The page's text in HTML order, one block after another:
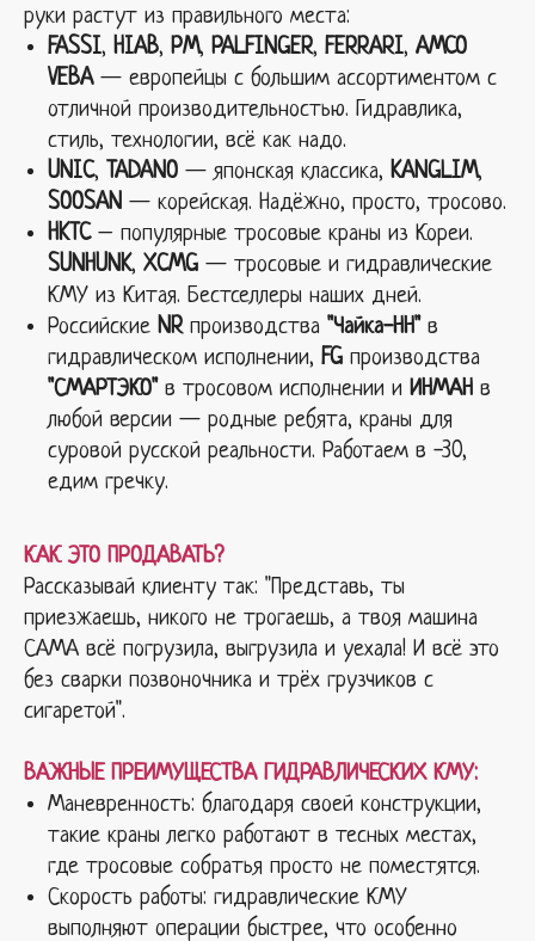
руки растут из правильного места:
FASSI, HIAB, PM, PALFINGER, FERRARI, AMCO
VEBA — европейцы с большим ассортиментом с
отличной производительностью. Гидравлика,
стиль, технологии, всё как надо.
UNIC, TADANO — японская классика, KANGLIM,
SOOSAN — корейская. Надёжно, просто, тросово.
HKTC – популярные тросовые краны из Кореи.
SUNHUNK, XCMG — тросовые и гидравлические
КМУ из Китая. Бестселлеры наших дней.
Российские NR производства "Чайка-НН" в
гидравлическом исполнении, FG производства
"СМАРТЭКО" в тросовом исполнении и ИНМАН в
любой версии — родные ребята, краны для
суровой русской реальности. Работаем в -30,
едим гречку.
КАК ЭТО ПРОДАВАТЬ?
Рассказывай клиенту так: "Представь, ты
приезжаешь, никого не трогаешь, а твоя машина
САМА всё погрузила, выгрузила и уехала! И всё это
без сварки позвоночника и трёх грузчиков с
сигаретой".
ВАЖНЫЕ ПРЕИМУЩЕСТВА ГИДРАВЛИЧЕСКИХ КМУ:
Маневренность: благодаря своей конструкции,
такие краны легко работают в тесных местах,
где тросовые собратья просто не поместятся.
Скорость работы: гидравлические КМУ
выполняют операции быстрее, что особенно